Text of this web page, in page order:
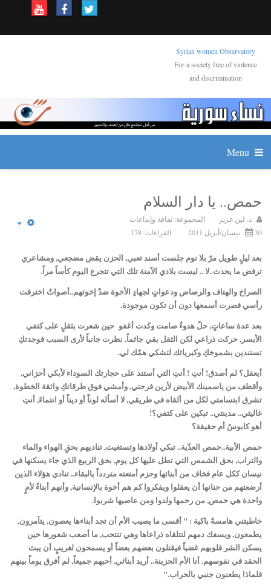
Syrian women Observatory
For a society free of violence
and discrimination
حمص.. يا دار السلام
د. لين غرير المجموعة: ثقافة وإبداعات
30 نيسان/أبريل 2011
القراءات: 178
بعد ليلٍ طويل مرّ بلا نوم جلست أسند تعبي, الحزن يقض مضجعي, ومشاعري
ترفض ما يحدث..لا .. ليست بلادي الآمنة تلك التي تتجرع اليوم كأساً مراً.
الصراخ والهتاف والرصاص ودعواتٍ لجهادِ الأخوة ضدّ إخوتهم..أصواتٌ اخترقت
رأسي فصرت أسمعها دون أن تكون موجودة.
بعد عدة ساعاتٍ, حلّ هدوءٌ صامت وكدت أغفو حين شعرت بثقلٍ على كتفي
الأيسر, حركت ذراعي لكن الثقل بقي جاثماً, نظرت جانباً لأرى السبب فوجدتكِ
تستندين بشموخكِ وكبريائك لتشكي همّك لي.
أيعقل؟ لم أصدق! أنتِ ! أنتِ التي أستند على حجارتك السوداء لأبكي أحزاني,
وأقطف من ياسمينك الأبيض لأزين فرحتي, وأمشي فوق طرقاتكِ واثقة الخطوة,
تشرق ابتسامتي لكل من ألقاه في طريقي, لا أسأله لوناً أو ديناً أو انتماءَ, أنتِ
غاليتي.. مدينتي.. تبكين على كتفي؟!
أهو كابوسٌ أم حقيقة؟
حمص الأبية..حمص العدّية.. تبكي أولادها وتستغيث, تناديهم بحقِ الهواء والماء
والتراب, بحق الشمس التي تطل عليها كل يوم, بحق الربيع الذي جاء يسكنها في
نيسان ككل عام فخاف من أبنائها وحزم أمتعته متردداً بالبقاء.. تنادي هؤلاء الذين
أرضعتهم من حنانها أن يعقلوا ويفكروا كم هم أخوة بالإنسانية, وأنهم أبناءٌ لأمٍ
واحدة هي حمص, من رحمها ولدوا ومن عاصيها شربوا.
خاطبتني هامسةً باكية : " أقسى ما يصيب الأم أن تجد أبناءها يعصون, يتآمرون,
يطمعون, ويسفك دمهم لتتلقاه ذراعاها وهي تنتحب, ما أصعب شعورها حين
يسكن الشر قلوبهم غضباً فيقتلون بعضهم بعضاً أو يسمحون لغريبٍ أن يبث
الحقد في نفوسهم. أنا الأم الحزينة.. أريد أبنائي, أحبهم جميعاً, لم أفرق يوماً بينهم
فلماذا يطعنون جنبي بالحراب."